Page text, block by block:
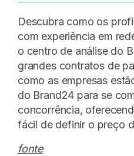
Descubra como os
com experiência em
o centro de análise do
grandes contratos de
como as empresas
do Brand24 para se
concorrência,
fácil de definir o preço
fonte